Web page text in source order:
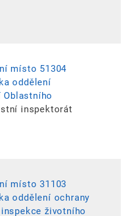
místo 51304
oddělení
Oblastního
inspektorát
místo 31103
oddělení ochrany
životního